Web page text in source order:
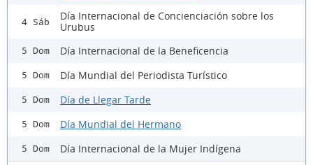
4 Sáb
Día Internacional de Concienciación sobre los
Urubus
5 Dom Día Internacional de la Beneficencia
5 Dom Día Mundial del Periodista Turístico
5 Dom Día de Llegar Tarde
5 Dom Día Mundial del Hermano
5 Dom Día Internacional de la Mujer Indígena